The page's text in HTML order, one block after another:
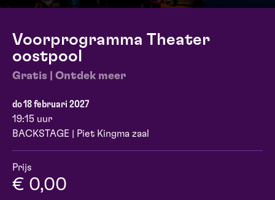
Voorprogramma Theater
oostpool
Gratis | Ontdek meer
do 18 februari 2027
19:15 uur
BACKSTAGE | Piet Kingma zaal
Prijs
€ 0,00